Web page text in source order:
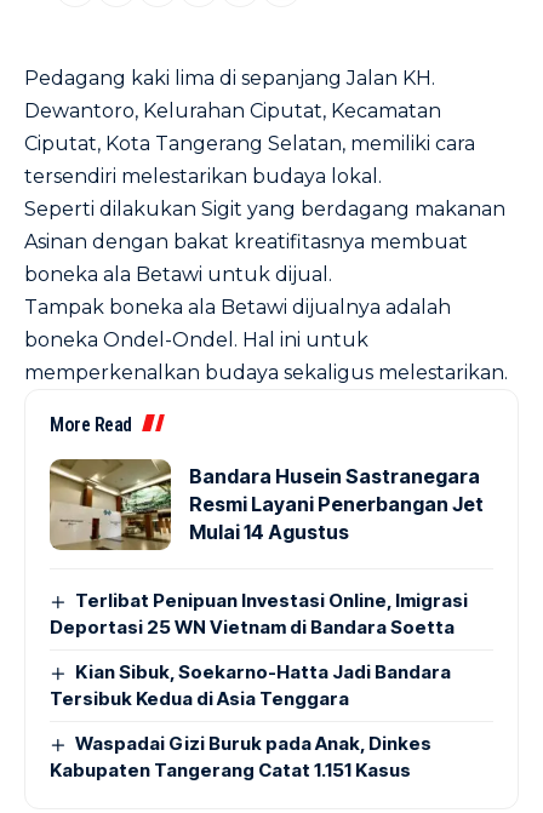
Pedagang kaki lima di sepanjang Jalan KH.
Dewantoro, Kelurahan Ciputat, Kecamatan
Ciputat, Kota Tangerang Selatan, memiliki cara
tersendiri melestarikan budaya lokal.
Seperti dilakukan Sigit yang berdagang makanan
Asinan dengan bakat kreatifitasnya membuat
boneka ala Betawi untuk dijual.
Tampak boneka ala Betawi dijualnya adalah
boneka Ondel-Ondel. Hal ini untuk
memperkenalkan budaya sekaligus melestarikan.
More Read
Bandara Husein Sastranegara
Resmi Layani Penerbangan Jet
Mulai 14 Agustus
Terlibat Penipuan Investasi Online, Imigrasi
Deportasi 25 WN Vietnam di Bandara Soetta
Kian Sibuk, Soekarno-Hatta Jadi Bandara
Tersibuk Kedua di Asia Tenggara
Waspadai Gizi Buruk pada Anak, Dinkes
Kabupaten Tangerang Catat 1.151 Kasus